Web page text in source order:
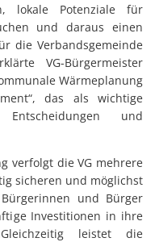
lokale Potenziale für
und daraus einen
die Verbandsgemeinde
VG-Bürgermeister
Wärmeplanung
das als wichtige
und
verfolgt die VG mehrere
sicheren und möglichst
und Bürger
Investitionen in ihre
leistet die